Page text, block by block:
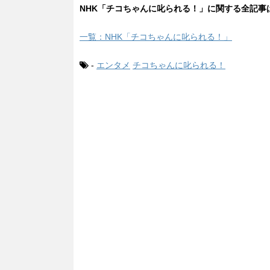
NHK「チコちゃんに叱られる！」に関する全記事
一覧：NHK「チコちゃんに叱られる！」
- エンタメ チコちゃんに叱られる！